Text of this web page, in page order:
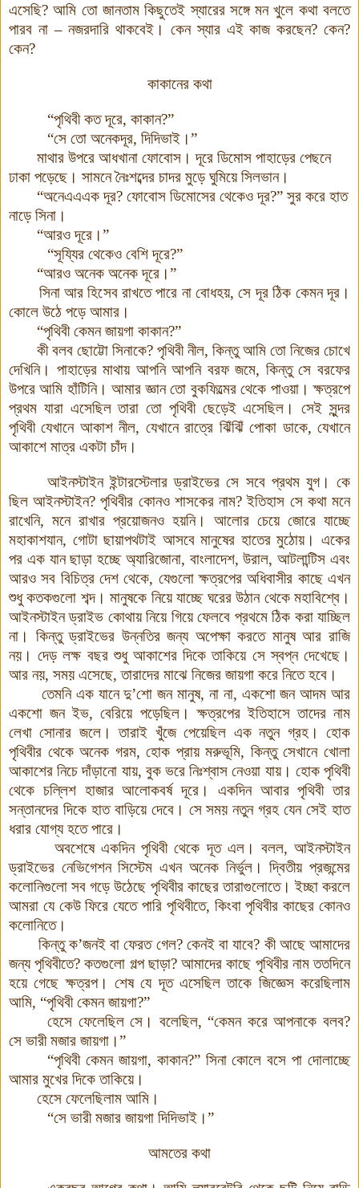
এসেছি?আমি তো জানতাম কিছুতেই স্যারের সঙ্গে মন খুলে কথা বলতে
পারব না–নজরদারি থাকবেই । কেন স্যার এই কাজ করছেন? কেন?
কেন?
কাকানের কথা
“পৃথিবী কত দূরে, কাকান?”
“সে তো অনেকদূর, দিদিভাই ।”
মাথার উপরে আধখানা ফোবোস ।দূরে ডিমোস পাহাড়ের পেছনে
ঢাকা পড়েছে। সামনে নৈঃশব্দের চাদর মুড়ে ঘুমিয়ে সিলভান।
“অনেএএএক দূর? ফোবোস ডিমোসের থেকেও দূর?” সুর করে হাত
নাড়ে সিনা।
“আরও দূরে।”
“সূয্যির থেকেও বেশি দূরে?”
“আরও অনেক অনেক দূরে ।”
সিনা আর হিসেব রাখতে পারে না বোধহয়, সে দূর ঠিক কেমন দূর।
কোলে উঠে পড়ে আমার।
“পৃথিবী কেমন জায়গা কাকান?”
কী বলব ছোট্টো সিনাকে? পৃথিবী নীল, কিন্তু আমি তো নিজের চোখে
দেখিনি। পাহাড়ের মাথায় আপনি আপনি বরফ জমে, কিন্তু সে বরফের
উপরে আমি হাঁটিনি। আমার জ্ঞান তো বুকফিল্মের থেকে পাওয়া।ক্ষত্রপে
প্রথম যারা এসেছিল তারা তো পৃথিবী ছেড়েই এসেছিল। সেই সুন্দর
পৃথিবী যেখানে আকাশ নীল, যেখানে রাত্রে ঝিঁঝিঁ পোকা ডাকে, যেখানে
আকাশে মাত্র একটা চাঁদ।
আইনস্টাইন ইন্টারস্টেলার ড্রাইভের সে সবে প্রথম যুগ।কে
ছিল আইনস্টাইন? পৃথিবীর কোনও শাসকের নাম? ইতিহাস সে কথা মনে
রাখেনি, মনে রাখার প্রয়োজনও হয়নি। আলোর চেয়ে জোরে যাচ্ছে
মহাকাশযান, গোটা ছায়াপথটাই আসবে মানুষের হাতের মুঠোয়। একের
পর এক যান ছাড়া হচ্ছে অ্যারিজোনা, বাংলাদেশ, উরাল, আটলান্টিস এবং
আরও সব বিচিত্র দেশ থেকে, যেগুলো ক্ষত্রপের অধিবাসীর কাছে এখন
শুধু কতকগুলো শব্দ।মানুষকে নিয়ে যাচ্ছে ঘরের উঠান থেকে মহাবিশ্বে।
আইনস্টাইন ড্রাইভ কোথায় নিয়ে গিয়ে ফেলবে প্রথমে ঠিক করা যাচ্ছিল
না। কিন্তু ড্রাইভের উন্নতির জন্য অপেক্ষা করতে মানুষ আর রাজি
নয়। দেড় লক্ষ বছর শুধু আকাশের দিকে তাকিয়ে সে স্বপ্ন দেখেছে।
আর নয়, সময় এসেছে, তারাদের মাঝে নিজের জায়গা করে নিতে হবে ।
তেমনি এক যানেদু’শো জন মানুষ, না না, একশো জন আদম আর
একশো জন ইভ, বেরিয়ে পড়েছিল। ক্ষত্রপের ইতিহাসে তাদের নাম
লেখা সোনার জলে। তারাই খুঁজে পেয়েছিল এক নতুন গ্রহ। হোক
পৃথিবীর থেকে অনেক গরম, হোক প্রায় মরুভূমি, কিন্তু সেখানে খোলা
আকাশের নিচে দাঁড়ানো যায়, বুক ভরে নিঃশ্বাস নেওয়া যায়। হোক পৃথিবী
থেকে চল্লিশ হাজার আলোকবর্ষ দূরে। একদিন আবার পৃথিবী তার
সন্তানদের দিকে হাত বাড়িয়ে দেবে। সে সময় নতুন গ্রহ যেন সেই হাত
ধরার যোগ্য হতে পারে।
অবশেষে একদিন পৃথিবী থেকে দূত এল। বলল, আইনস্টাইন
ড্রাইভের নেভিগেশন সিস্টেম এখন অনেক নির্ভুল। দ্বিতীয় প্রজন্মের
কলোনিগুলো সব গড়ে উঠেছে পৃথিবীর কাছের তারাগুলোতে। ইচ্ছা করলে
আমরা যে কেউ ফিরে যেতে পারি পৃথিবীতে, কিংবা পৃথিবীর কাছের কোনও
কলোনিতে।
কিন্তু ক’জনই বা ফেরত গেল? কেনই বা যাবে? কী আছে আমাদের
জন্য পৃথিবীতে? কতগুলো গল্প ছাড়া? আমাদের কাছে পৃথিবীর নাম ততদিনে
হয়ে গেছে ক্ষত্রপ। শেষ যে দূত এসেছিল তাকে জিজ্ঞেস করেছিলাম
আমি, “পৃথিবী কেমন জায়গা?”
হেসে ফেলেছিল সে । বলেছিল, “কেমন করে আপনাকে বলব?
সে ভারী মজার জায়গা ।”
“পৃথিবী কেমন জায়গা, কাকান?” সিনা কোলে বসে পা দোলাচ্ছে
আমার মুখের দিকে তাকিয়ে।
হেসে ফেলেছিলাম আমি।
“সে ভারী মজার জায়গা দিদিভাই ।”
আমতের কথা